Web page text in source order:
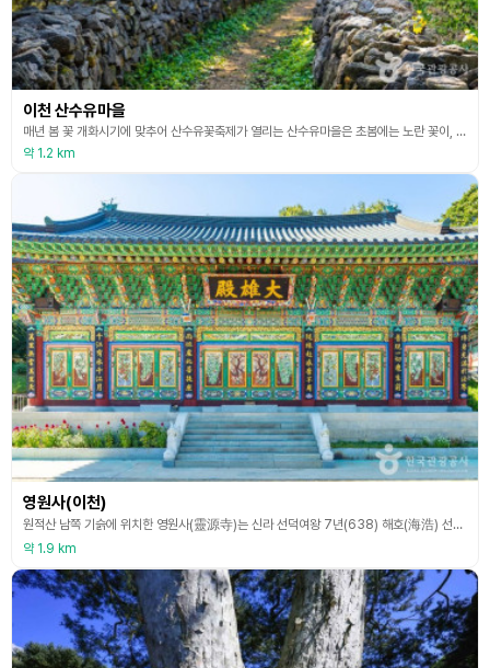
이천 산수유마을
매년 봄 꽃 개화시기에 맞추어 산수유꽃축제가 열리는 산수유마을은 초봄에는 노란 꽃이, 가을에는 빨간 열매가 마을을 물들이는 아름다운 경관을 자랑한다. 산수유를 이용한 비누 만들기, 초콜릿 만들기, 쿠키 만들기 등 요리체험과 마을과 연계한 압화체험, 꽃차블렌딩체험 등을 진행하고 있다. 500여 년 역사가 살아 숨 쉬는 마을의 전통숲에서 남녀노소 안전하고 다채로운 숲체험을 할 수 있다. 유치원, 어린이집, 초등학교 단체체험 전문, 심신의 휴식이 필요한 성
약 1.2 km
영원사(이천)
원적산 남쪽 기슭에 위치한 영원사(靈源寺)는 신라 선덕여왕 7년(638) 해호(海浩) 선사가 창건했는데 초창 당시의 절은 지금의 절터 보다 약간 위쪽에 있었다고 한다. 초창 때부터 일제강점기까지는 영원암(靈源庵)이라 불렀으며 당시 수마노석(水瑪瑙石)으로 조성한 약사여래좌상을 봉안하였다. 수마노석은 석영(石英)의 하나로써 매우 아름다운 빛과 광택이 있으며 홍. 흑. 백의 세 종류가 있다. 이 돌은 일명 수만호(水曼胡)라고도 부르는데 공주 마곡사 법당 앞에
약 1.9 km